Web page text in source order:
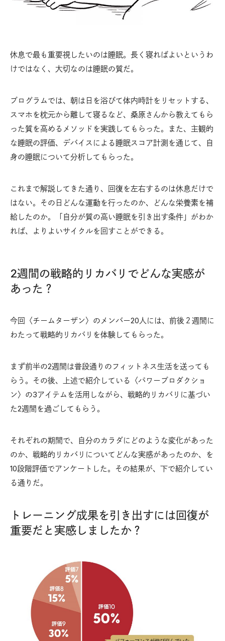
休息で最も重要視したいのは睡眠。長く寝ればよいというわ
けではなく、大切なのは睡眠の質だ。
プログラムでは、朝は日を浴びて体内時計をリセットする、
スマホを枕元から離して寝るなど、桑原さんから教えてもら
った質を高めるメソッドを実践してもらった。また、主観的
な睡眠の評価、デバイスによる睡眠スコア計測を通じて、自
身の睡眠について分析してもらった。
これまで解説してきた通り、回復を左右するのは休息だけで
はない。その日どんな運動を行ったのか、どんな栄養素を補
給したのか。「自分が質の高い睡眠を引き出す条件」がわか
れば、よりよいサイクルを回すことができる。
2週間の戦略的リカバリでどんな実感が
あった？
今回〈チームターザン〉のメンバー20人には、前後２週間に
わたって戦略的リカバリを体験してもらった。
まず前半の2週間は普段通りのフィットネス生活を送っても
らう。その後、上述で紹介している〈パワープロダクショ
ン〉の3アイテムを活用しながら、戦略的リカバリに基づい
た2週間を過ごしてもらう。
それぞれの期間で、自分のカラダにどのような変化があった
のか、戦略的リカバリについてどんな実感があったのか、を
10段階評価でアンケートした。その結果が、下で紹介してい
る通りだ。
トレーニング成果を引き出すには回復が
重要だと実感しましたか？